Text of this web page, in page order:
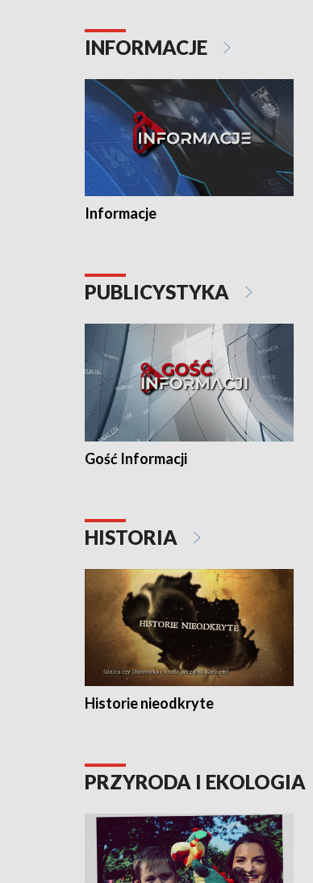
INFORMACJE
Informacje
PUBLICYSTYKA
Gość Informacji
HISTORIA
Historie nieodkryte
PRZYRODA I EKOLOGIA